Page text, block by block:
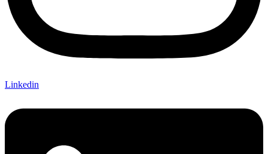
Linkedin